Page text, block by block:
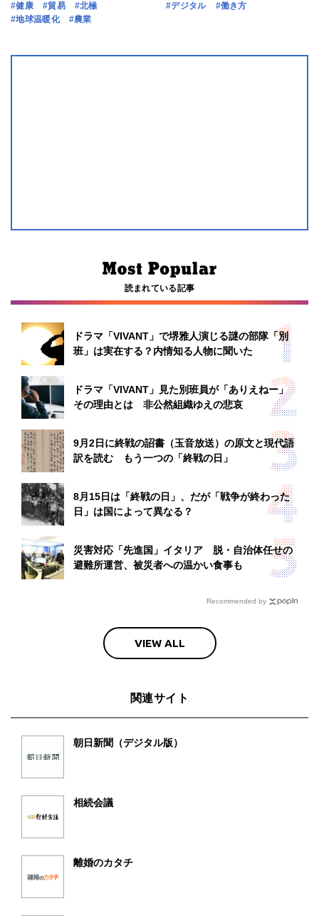
#健康 #貿易
#北極
#地球温暖化
#農業
#デジタル #働き方
読まれている記事
ドラマ「VIVANT」で堺雅人演じる謎の部隊「別
班」は実在する？内情知る人物に聞いた
ドラマ「VIVANT」見た別班員が「ありえねー」
その理由とは 非公然組織ゆえの悲哀
9月2日に終戦の詔書（玉音放送）の原文と現代語
訳を読む もう一つの「終戦の日」
8月15日は「終戦の日」、だが「戦争が終わった
日」は国によって異なる？
災害対応「先進国」イタリア 脱・自治体任せの
避難所運営、被災者への温かい食事も
Recommended by
VIEW ALL
関連サイト
朝日新聞（デジタル版）
相続会議
離婚のカタチ